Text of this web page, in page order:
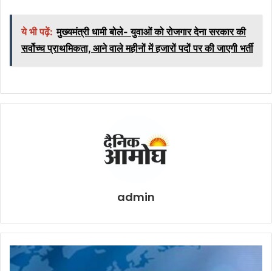
ये भी पढ़ें: मुख्यमंत्री धामी बोले- युवाओं को रोजगार देना सरकार की
सर्वोच्च प्राथमिकता, आने वाले महीनों में हजारों पदों पर की जाएगी भर्ती
admin